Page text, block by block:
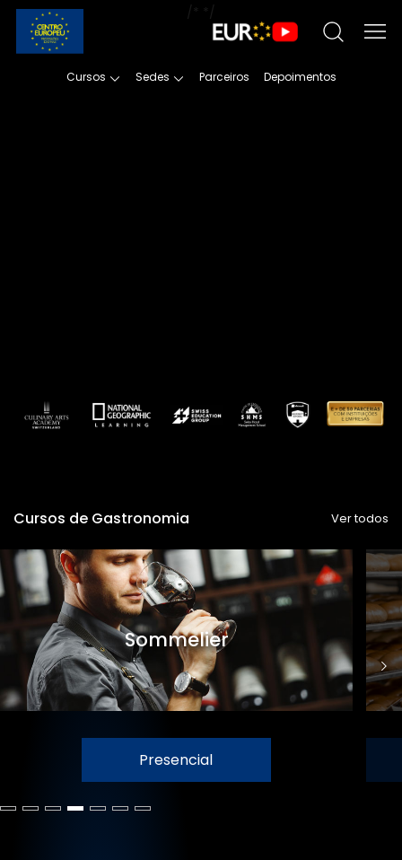
Cursos Sedes Parceiros Depoimentos
/* */
Cursos de Gastronomia Ver todos
Sommelier
Presencial